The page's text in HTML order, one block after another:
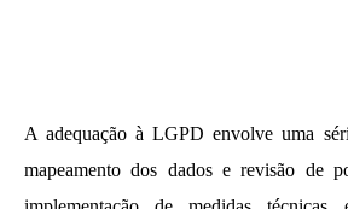
A adequação à LGPD envolve uma
mapeamento dos dados e revisão de